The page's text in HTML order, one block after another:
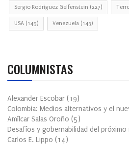
Sergio Rodríguez Gelfenstein (227)
USA (145) Venezuela (143)
COLUMNISTAS
Alexander Escobar (19)
Colombia: Medios alternativos y el
Amílcar Salas Oroño (5)
Desafíos y gobernabilidad del próximo
Carlos E. Lippo (14)